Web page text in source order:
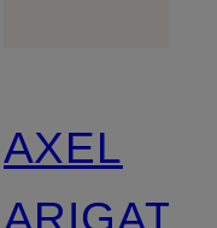
AXEL
ARIGATO